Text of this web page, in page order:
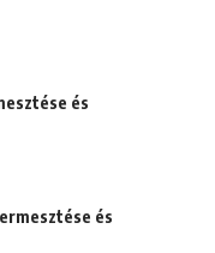
és
és